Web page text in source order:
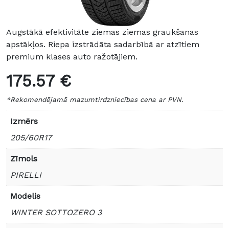
Augstākā efektivitāte ziemas ziemas graukšanas
apstākļos. Riepa izstrādāta sadarbībā ar atzītiem
premium klases auto ražotājiem.
175.57 €
*Rekomendējamā mazumtirdzniecības cena ar PVN.
Izmērs
205/60R17
Zīmols
PIRELLI
Modelis
WINTER SOTTOZERO 3